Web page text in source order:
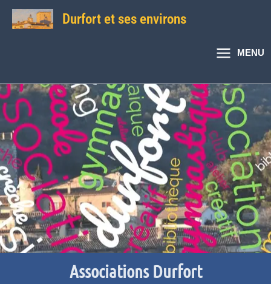
Aller
Durfort et ses environs
MENU
Associations Durfort